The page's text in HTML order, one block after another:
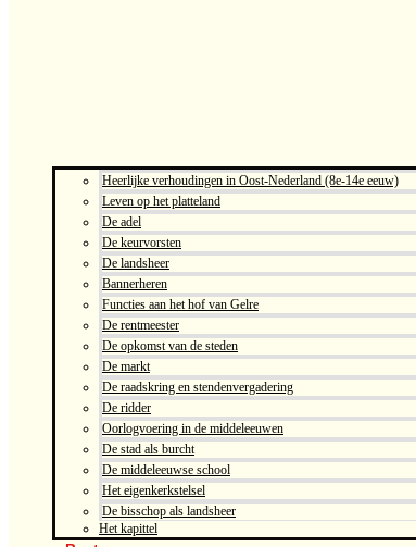
Heerlijke verhoudingen in Oost-Nederland (8e-14e eeuw)
Leven op het platteland
De adel
De keurvorsten
De landsheer
Bannerheren
Functies aan het hof van Gelre
De rentmeester
De opkomst van de steden
De markt
De raadskring en stendenvergadering
De ridder
Oorlogvoering in de middeleeuwen
De stad als burcht
De middeleeuwse school
Het eigenkerkstelsel
De bisschop als landsheer
Het kapittel